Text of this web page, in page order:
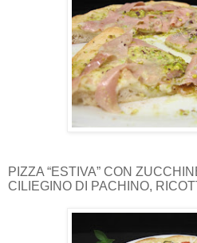
PIZZA “ESTIVA” CON
CILIEGINO DI PACHINO,